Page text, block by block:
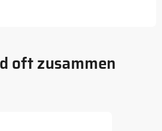
oft zusammen